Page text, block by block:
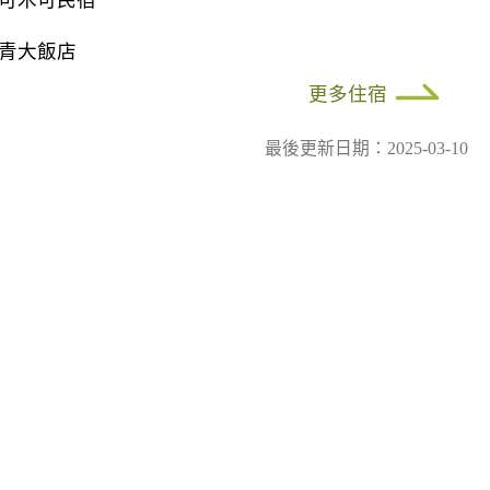
大飯店
更多住宿
最後更新日期：2025-03-10